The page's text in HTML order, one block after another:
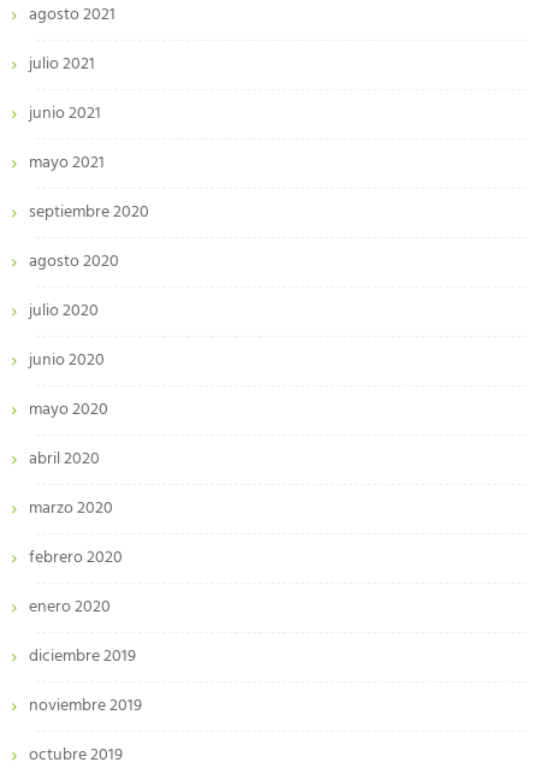
agosto 2021
julio 2021
junio 2021
mayo 2021
septiembre 2020
agosto 2020
julio 2020
junio 2020
mayo 2020
abril 2020
marzo 2020
febrero 2020
enero 2020
diciembre 2019
noviembre 2019
octubre 2019